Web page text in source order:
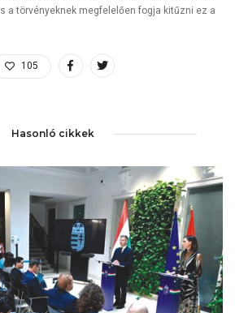
a törvényeknek megfelelően fogja kitűzni ez a
105
Hasonló cikkek